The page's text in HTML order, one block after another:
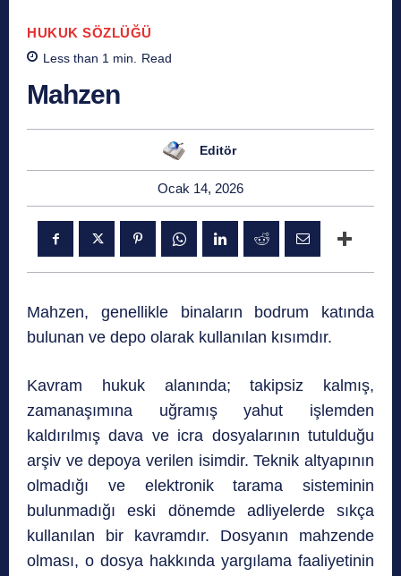
HUKUK SÖZLÜĞÜ
Less than 1 min. Read
Mahzen
Editör
Ocak 14, 2026
Mahzen, genellikle binaların bodrum katında
bulunan ve depo olarak kullanılan kısımdır.
Kavram hukuk alanında; takipsiz kalmış,
zamanaşımına uğramış yahut işlemden
kaldırılmış dava ve icra dosyalarının tutulduğu
arşiv ve depoya verilen isimdir. Teknik altyapının
olmadığı ve elektronik tarama sisteminin
bulunmadığı eski dönemde adliyelerde sıkça
kullanılan bir kavramdır. Dosyanın mahzende
olması, o dosya hakkında yargılama faaliyetinin